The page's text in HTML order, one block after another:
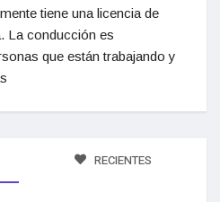
tiene una licencia de
La conducción es
que están trabajando y
RECIENTES